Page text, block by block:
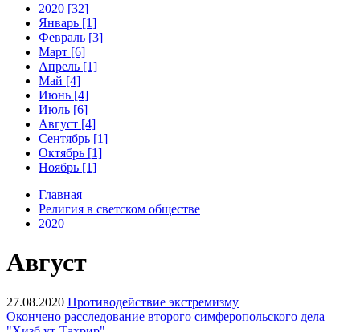
2020 [32]
Январь [1]
Февраль [3]
Март [6]
Апрель [1]
Май [4]
Июнь [4]
Июль [6]
Август [4]
Сентябрь [1]
Октябрь [1]
Ноябрь [1]
Главная
Религия в светском обществе
2020
Август
27.08.2020 Противодействие экстремизму
Окончено расследование второго симферопольского дела